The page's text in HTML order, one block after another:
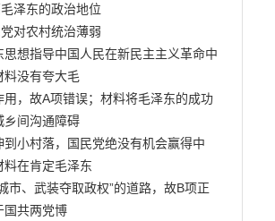
泽东的政治地位
对农村统治薄弱
思想指导中国人民在新民主主义革命中
料没有夸大毛
用，故A项错误；材料将毛泽东的成功
乡间沟通障碍
到小村落，国民党绝没有机会赢得中
料在肯定毛泽东
市、武装夺取政权”的道路，故B项正
国共两党博